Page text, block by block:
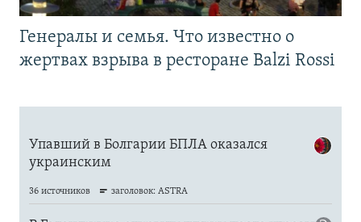
Генералы и семья. Что известно о
жертвах взрыва в ресторане Balzi Rossi